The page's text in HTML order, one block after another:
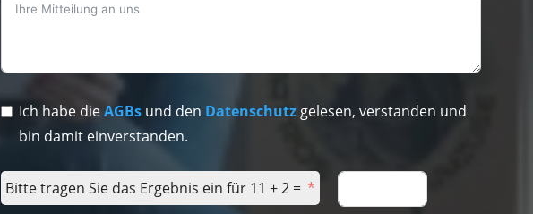
Ich habe dieAGBs und den Datenschutz gelesen, verstanden und
bin damit einverstanden.
Bitte tragen Sie das Ergebnis ein für 11 + 2 =